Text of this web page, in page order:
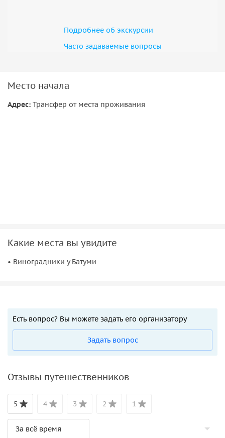
Подробнее об экскурсии
Часто задаваемые вопросы
Место начала
Адрес: Трансфер от места проживания
Какие места вы увидите
• Виноградники у Батуми
Есть вопрос? Вы можете задать его организатору
Задать вопрос
Отзывы путешественников
5 4 3 2 1